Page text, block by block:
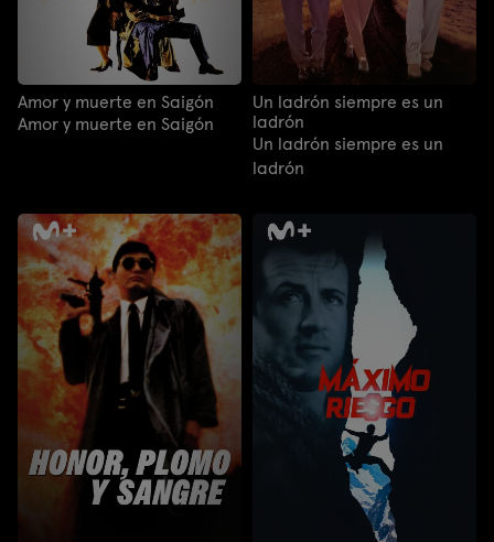
Amor y muerte en Saigón
Amor y muerte en Saigón
Un ladrón siempre es un
ladrón
Un ladrón siempre es un
ladrón